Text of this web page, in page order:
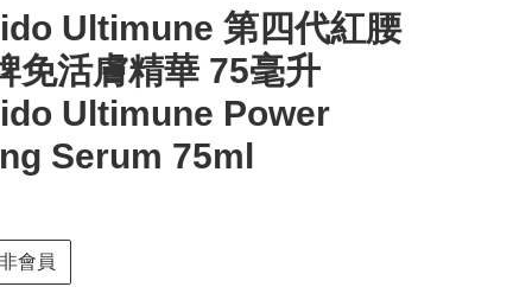
Ultimune 第四代紅腰
免活膚精華 75毫升
Ultimune Power
Serum 75ml
非會員